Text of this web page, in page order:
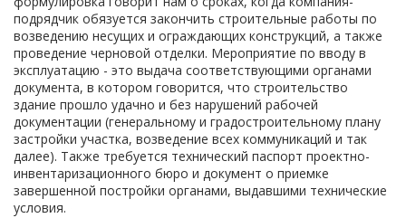
подрядчик обязуется закончить строительные работы по
возведению несущих и ограждающих конструкций, а также
проведение черновой отделки. Мероприятие по вводу в
эксплуатацию - это выдача соответствующими органами
документа, в котором говорится, что строительство
здание прошло удачно и без нарушений рабочей
документации (генеральному и градостроительному плану
застройки участка, возведение всех коммуникаций и так
далее). Также требуется технический паспорт проектно-
инвентаризационного бюро и документ о приемке
завершенной постройки органами, выдавшими технические
условия.